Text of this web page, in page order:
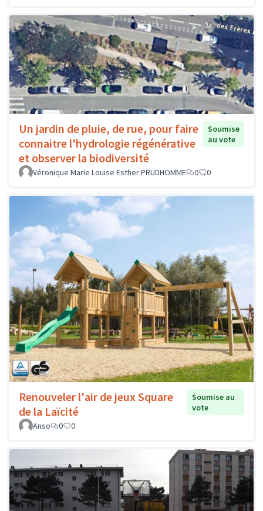
Un jardin de pluie, de rue, pour faire
connaitre l'hydrologie régénérative
et observer la biodiversité
Soumise
au vote
Véronique Marie Louise Esther PRUDHOMME 0 0
Renouveler l'air de jeux Square
de la Laïcité
Soumise au
vote
Anso
0 0